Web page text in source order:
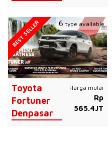
Toyota
Fortuner
Denpasar
Harga mulai
Rp
565.4JT
BEST SELLER 6 type available